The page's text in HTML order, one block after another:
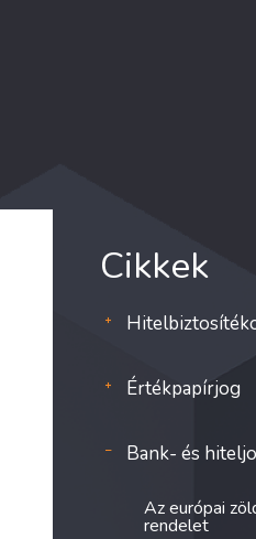
Cikkek
Értékpapírjog
Bank- és
Az európai
rendelet